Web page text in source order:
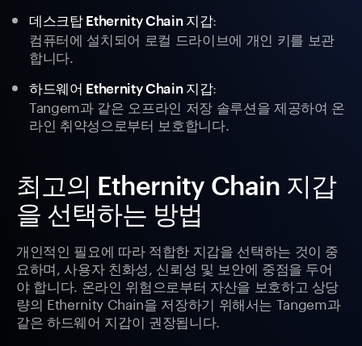
데스크탑 Ethernity Chain 지갑:
컴퓨터에 설치되어 로컬 드라이브에 개인 키를 보관
합니다.
하드웨어 Ethernity Chain 지갑:
Tangem과 같은 오프라인 저장 솔루션을 제공하여 온
라인 취약성으로부터 보호합니다.
최고의 Ethernity Chain 지갑
을 선택하는 방법
개인적인 필요에 따라 적합한 지갑을 선택하는 것이 중
요하며, 사용자 친화성, 신뢰성 및 보안에 중점을 두어
야 합니다. 온라인 위험으로부터 자산을 보호하고 상당
량의 Ethernity Chain을 저장하기 위해서는 Tangem과
같은 하드웨어 지갑이 권장됩니다.